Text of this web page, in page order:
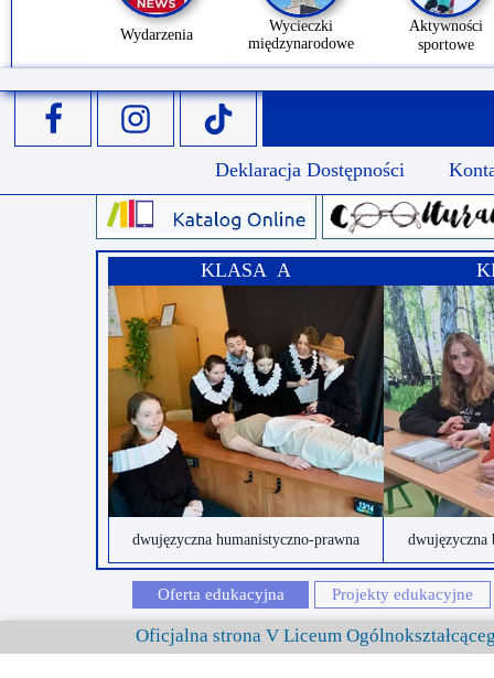
Aktywności
sportowe
Wycieczki
międzynarodowe
Wydarzenia
KLASA A
dwujęzyczna
dwujęzyczna humanistyczno-prawna
Deklaracja Dostępności
Projekty edukacyjne
Oferta edukacyjna
Oficjalna strona V Liceum